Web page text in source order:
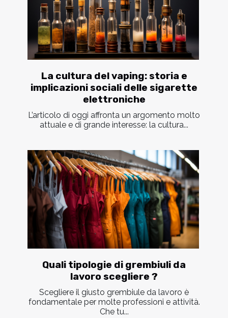
La cultura del vaping: storia e
implicazioni sociali delle sigarette
elettroniche
L’articolo di oggi affronta un argomento molto
attuale e di grande interesse: la cultura...
Quali tipologie di grembiuli da
lavoro scegliere ?
Scegliere il giusto grembiule da lavoro è
fondamentale per molte professioni e attività.
Che tu...